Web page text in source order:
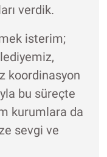
verdik.
isterim;
koordinasyon
bu süreçte
kurumlara da
sevgi ve